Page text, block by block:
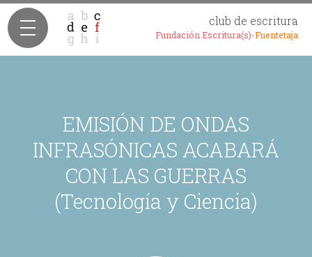
club de escritura
Fundación Escritura(s)-Fuentetaja
EMISIÓN DE ONDAS
INFRASÓNICAS ACABARÁ
CON LAS GUERRAS
(Tecnología y Ciencia)